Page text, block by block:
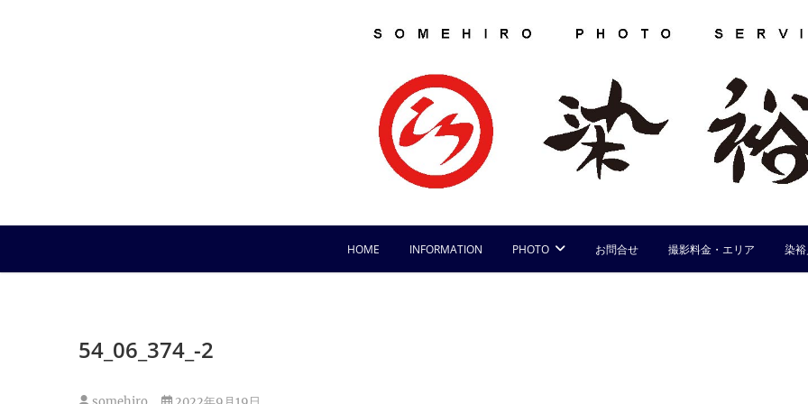
HOME INFORMATION PHOTO お問合せ 撮影料金・エリア 染
54_06_374_-2